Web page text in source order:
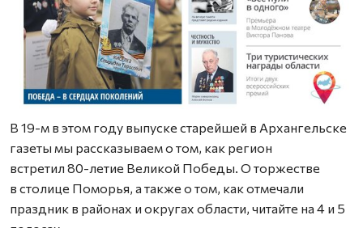
В 19-м в этом году выпуске старейшей в Архангельске
газеты мы рассказываем о том, как регион
встретил 80-летие Великой Победы. О торжестве
в столице Поморья, а также о том, как отмечали
праздник в районах и округах области, читайте на 4 и 5